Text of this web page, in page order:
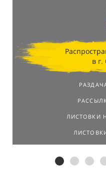
в
ЛИСТОВКИ